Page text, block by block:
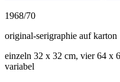
1968/70
original-serigraphie auf karton
einzeln 32 x 32 cm, vier 64 x
variabel